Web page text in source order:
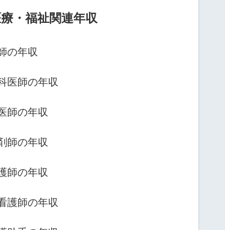
療・福祉関連年収
の年収
医師の年収
師の年収
師の年収
師の年収
護師の年収